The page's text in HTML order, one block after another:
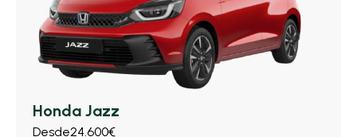
Honda Jazz
Desde24.600€